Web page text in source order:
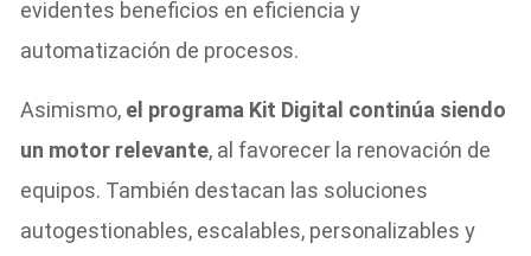
evidentes beneficios en eficiencia y
automatización de procesos.
Asimismo, el programa Kit Digital continúa siendo
un motor relevante, al favorecer la renovación de
equipos. También destacan las soluciones
autogestionables, escalables, personalizables y